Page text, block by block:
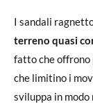
I sandali
terreno quasi
fatto che offrono
che limitino i
sviluppa in